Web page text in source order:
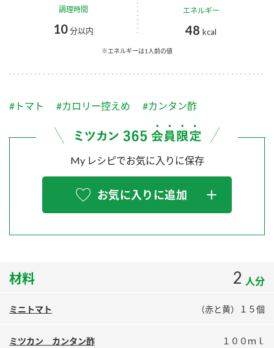
スープ 中華
ふりかけ おすしの素
炊き込みご飯の素 米飯用調味液
つゆ
PIN印
スペシャルサイト
お酢を知ろう！
ぽん酢サワー
ミツカンのCM
企業理念
ミツカンの歴史
ミツカンを知る
環境への取り組み
ZENB initiative
MIM（ミツカンミュージアム）
各部門が大切にしていること
キッザニア東京「ぽん酢工房」
販売終了製品のご案内
よくあるご質問
地図から取り扱い店舗を探す
調理時間
10分以内
エネルギー
48 kcal
※エネルギーは1人前の値
#トマト #カロリー控えめ #カンタン酢
My レシピでお気に入りに保存
お気に入りに追加
材料 2 人分
ミニトマト （赤と黄）１５個
ミツカン カンタン酢 １００ｍｌ